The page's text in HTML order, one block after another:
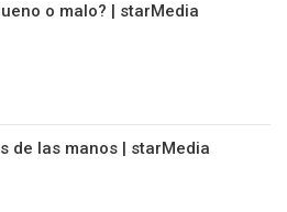
o malo? | starMedia
de las manos | starMedia